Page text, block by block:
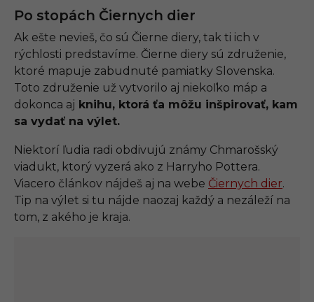
Po stopách Čiernych dier
Ak ešte nevieš, čo sú Čierne diery, tak ti ich v
rýchlosti predstavíme. Čierne diery sú združenie,
ktoré mapuje zabudnuté pamiatky Slovenska.
Toto združenie už vytvorilo aj niekoľko máp a
dokonca aj knihu, ktorá ťa môžu inšpirovať, kam
sa vydať na výlet.
Niektorí ľudia radi obdivujú známy Chmarošský
viadukt, ktorý vyzerá ako z Harryho Pottera.
Viacero článkov nájdeš aj na webe Čiernych dier.
Tip na výlet si tu nájde naozaj každý a nezáleží na
tom, z akého je kraja.